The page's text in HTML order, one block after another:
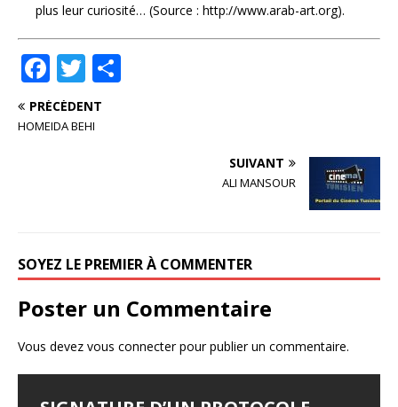
plus leur curiosité… (Source : http://www.arab-art.org).
F
a
c
k
T
w
it
PRÉCÉDENT
HOMEIDA BEHI
SUIVANT
ALI MANSOUR
SOYEZ LE PREMIER À COMMENTER
Poster un Commentaire
Vous devez vous connecterpour publier un commentaire.